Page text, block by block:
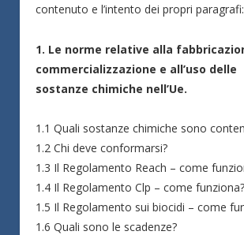
contenuto e l’intento dei propri paragrafi:
1. Le norme relative alla
commercializzazione e all’uso delle
sostanze chimiche nell’Ue.
1.1 Quali sostanze chimiche sono
1.2 Chi deve conformarsi?
1.3 Il Regolamento Reach – come
1.4 Il Regolamento Clp – come funziona?
1.5 Il Regolamento sui biocidi – come
1.6 Quali sono le scadenze?